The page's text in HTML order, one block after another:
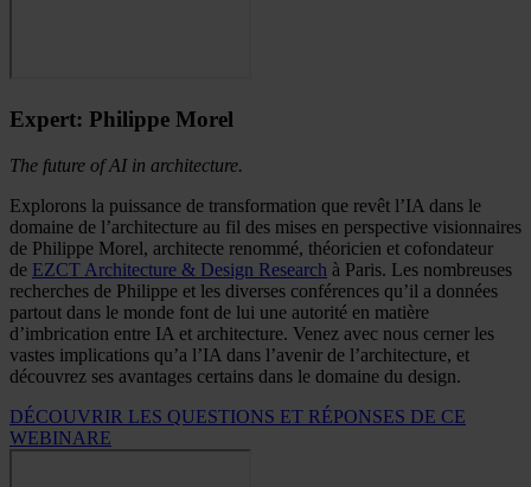
Expert: Philippe Morel
The future of AI in architecture.
Explorons la puissance de transformation que revêt l’IA dans le
domaine de l’architecture au fil des mises en perspective visionnaires
de Philippe Morel, architecte renommé, théoricien et cofondateur
de EZCT Architecture & Design Research à Paris. Les nombreuses
recherches de Philippe et les diverses conférences qu’il a données
partout dans le monde font de lui une autorité en matière
d’imbrication entre IA et architecture. Venez avec nous cerner les
vastes implications qu’a l’IA dans l’avenir de l’architecture, et
découvrez ses avantages certains dans le domaine du design.
DÉCOUVRIR LES QUESTIONS ET RÉPONSES DE CE
WEBINARE